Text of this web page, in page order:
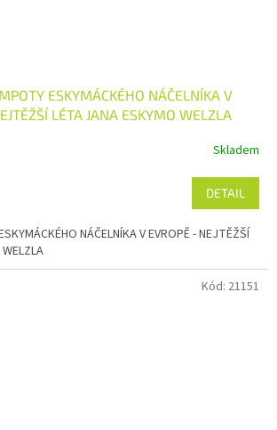
ESKYMÁCKÉHO NÁČELNÍKA V
LÉTA JANA ESKYMO WELZLA
Skladem
DETAIL
NÁČELNÍKA V EVROPĚ - NEJTĚŽŠÍ
Kód: 21151